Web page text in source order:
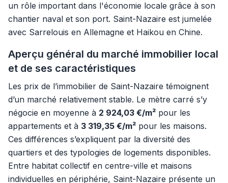
un rôle important dans l'économie locale grâce à son
chantier naval et son port. Saint-Nazaire est jumelée
avec Sarrelouis en Allemagne et Haikou en Chine.
Aperçu général du marché immobilier local
et de ses caractéristiques
Les prix de l’immobilier de Saint-Nazaire témoignent
d’un marché relativement stable. Le mètre carré s’y
négocie en moyenne à 2 924,03 €/m² pour les
appartements et à 3 319,35 €/m² pour les maisons.
Ces différences s’expliquent par la diversité des
quartiers et des typologies de logements disponibles.
Entre habitat collectif en centre-ville et maisons
individuelles en périphérie, Saint-Nazaire présente un